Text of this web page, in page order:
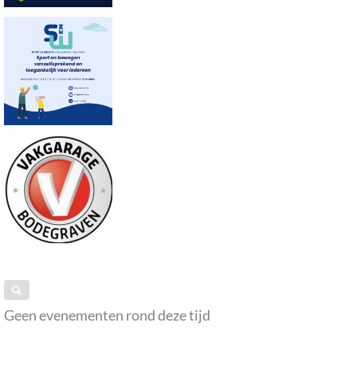
Geen evenementen rond deze tijd